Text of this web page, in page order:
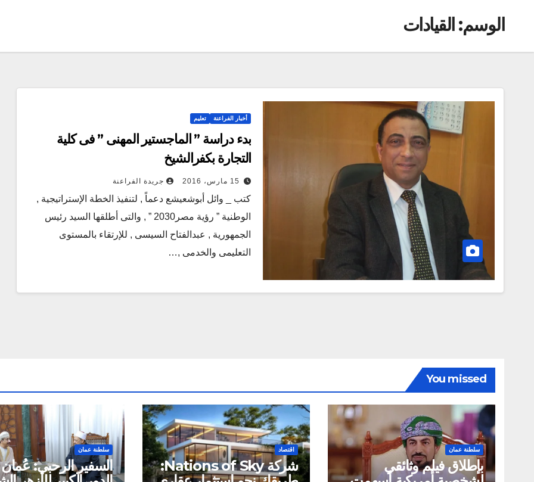
الوسم: القيادات
أخبار الفراعنة تعليم
بدء دراسة ” الماجستير المهنى ” فى كلية
التجارة بكفرالشيخ
15 مارس، 2016 جريدة الفراعنة
كتب _ وائل أبوشعيشع دعماً , لتنفيذ الخطة الإستراتيجية ,
الوطنية ” رؤية مصر2030 ” , والتى أطلقها السيد رئيس
الجمهورية , عبدالفتاح السيسى , للإرتقاء بالمستوى
التعليمى والخدمى ,…
You missed
سلطنة عمان
بإطلاق فيلم وثائقي
اقتصاد
شركة Nations of Sky:
سلطنة عمان
السفير الرحبي: